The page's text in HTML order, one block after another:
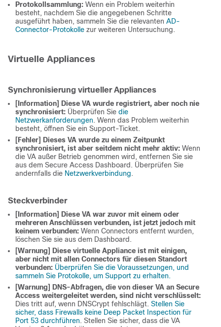
Protokollsammlung: Wenn ein Problem weiterhin
besteht, nachdem Sie die angegebenen Schritte
ausgeführt haben, sammeln Sie die relevanten AD-
Connector-Protokolle zur weiteren Untersuchung.
Virtuelle Appliances
Synchronisierung virtueller Appliances
[Information] Diese VA wurde registriert, aber noch nie
synchronisiert: Überprüfen Sie die
Netzwerkanforderungen. Wenn das Problem weiterhin
besteht, öffnen Sie ein Support-Ticket.
[Fehler] Dieses VA wurde zu einem Zeitpunkt
synchronisiert, ist aber seitdem nicht mehr aktiv: Wenn
die VA außer Betrieb genommen wird, entfernen Sie sie
aus dem Secure Access Dashboard. Überprüfen Sie
andernfalls die Netzwerkverbindung.
Steckverbinder
[Information] Diese VA war zuvor mit einem oder
mehreren Anschlüssen verbunden, ist jetzt jedoch mit
keinem verbunden: Wenn Connectors entfernt wurden,
löschen Sie sie aus dem Dashboard.
[Warnung] Diese virtuelle Appliance ist mit einigen,
aber nicht mit allen Connectors für diesen Standort
verbunden: Überprüfen Sie die Voraussetzungen, und
sammeln Sie Protokolle, um Support zu erhalten.
[Warnung] DNS-Abfragen, die von dieser VA an Secure
Access weitergeleitet werden, sind nicht verschlüsselt:
Dies tritt auf, wenn DNSCrypt fehlschlägt. Stellen Sie
sicher, dass Firewalls keine Deep Packet Inspection für
Port 53 durchführen. Stellen Sie sicher, dass die VA